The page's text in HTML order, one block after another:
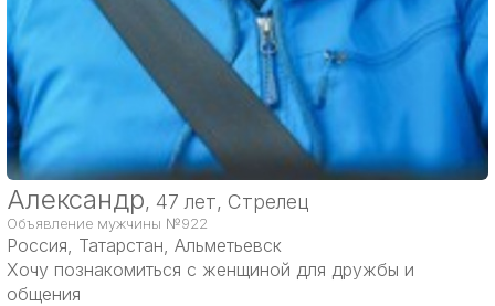
Александр, 47 лет, Стрелец
Объявление мужчины №922
Россия, Татарстан, Альметьевск
Хочу познакомиться с женщиной для дружбы и
общения